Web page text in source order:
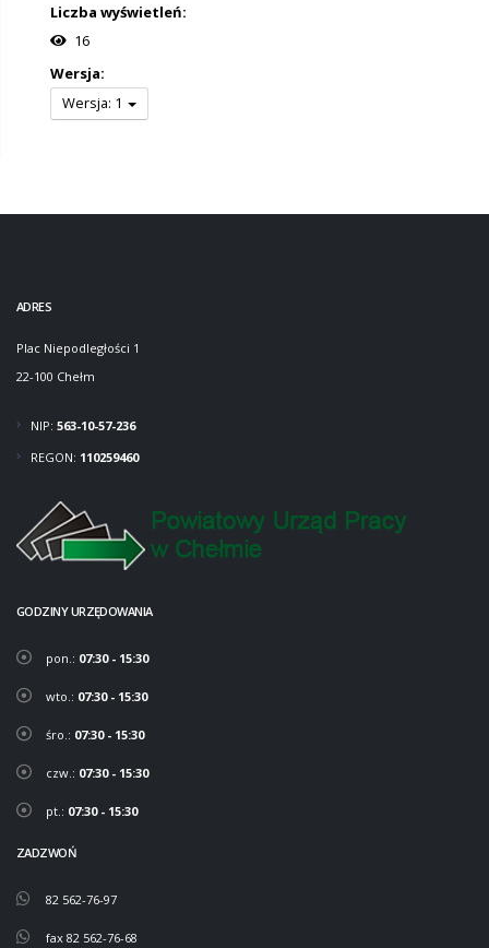
Liczba wyświetleń:
16
Wersja:
Wersja: 1
ADRES
Plac Niepodległości 1
22-100 Chełm
NIP: 563-10-57-236
REGON: 110259460
GODZINY URZĘDOWANIA
pon.: 07:30 - 15:30
wto.: 07:30 - 15:30
śro.: 07:30 - 15:30
czw.: 07:30 - 15:30
pt.: 07:30 - 15:30
ZADZWOŃ
82 562-76-97
fax 82 562-76-68